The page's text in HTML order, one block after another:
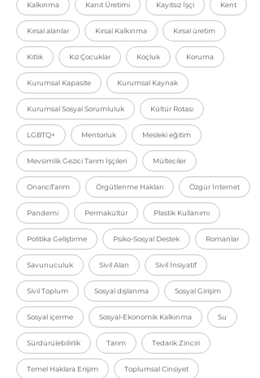
Kalkınma Kanıt Üretimi Kayıtsız İşçi Kent
Kırsal alanlar Kırsal Kalkınma Kırsal üretim
Kıtlık Kız Çocuklar Koçluk Koruma
Kurumsal Kapasite Kurumsal Kaynak
Kurumsal Sosyal Sorumluluk Kültür Rotası
LGBTQ+ Mentorluk Mesleki eğitim
Mevsimlik Gezici Tarım İşçileri Mülteciler
OnarıcıTarım Örgütlenme Hakları Özgür İnternet
Pandemi Permakültür Plastik Kullanımı
Politika Geliştirme Psiko-Sosyal Destek Romanlar
Savunuculuk Sivil Alan Sivil İnsiyatif
Sivil Toplum Sosyal dışlanma Sosyal Girişim
Sosyal içerme Sosyal-Ekonomik Kalkınma Su
Sürdürülebilirlik Tarım Tedarik Zinciri
Temel Haklara Erişim Toplumsal Cinsiyet